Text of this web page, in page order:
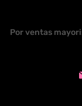
Por ventas